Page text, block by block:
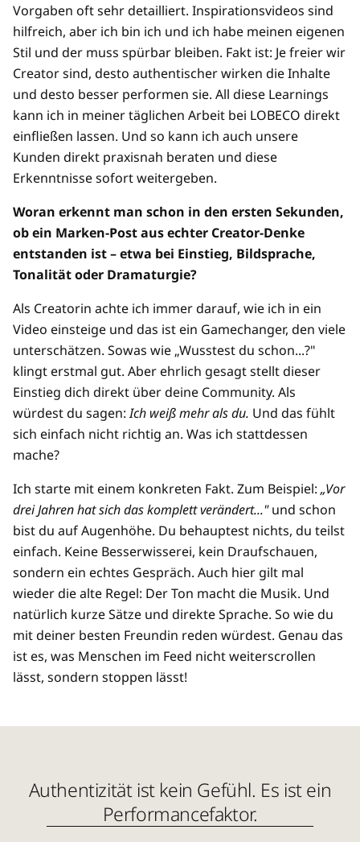
Vorgaben oft sehr detailliert. Inspirationsvideos sind
hilfreich, aber ich bin ich und ich habe meinen eigenen
Stil und der muss spürbar bleiben. Fakt ist: Je freier wir
Creator sind, desto authentischer wirken die Inhalte
und desto besser performen sie. All diese Learnings
kann ich in meiner täglichen Arbeit bei LOBECO direkt
einfließen lassen. Und so kann ich auch unsere
Kunden direkt praxisnah beraten und diese
Erkenntnisse sofort weitergeben.
Woran erkennt man schon in den ersten Sekunden,
ob ein Marken-Post aus echter Creator-Denke
entstanden ist – etwa bei Einstieg, Bildsprache,
Tonalität oder Dramaturgie?
Als Creatorin achte ich immer darauf, wie ich in ein
Video einsteige und das ist ein Gamechanger, den viele
unterschätzen. Sowas wie „Wusstest du schon...?"
klingt erstmal gut. Aber ehrlich gesagt stellt dieser
Einstieg dich direkt über deine Community. Als
würdest du sagen:Ich weiß mehr als du. Und das fühlt
sich einfach nicht richtig an. Was ich stattdessen
mache?
Ich starte mit einem konkreten Fakt. Zum Beispiel: „Vor
drei Jahren hat sich das komplett verändert..."und schon
bist du auf Augenhöhe. Du behauptest nichts, du teilst
einfach. Keine Besserwisserei, kein Draufschauen,
sondern ein echtes Gespräch. Auch hier gilt mal
wieder die alte Regel: Der Ton macht die Musik. Und
natürlich kurze Sätze und direkte Sprache. So wie du
mit deiner besten Freundin reden würdest. Genau das
ist es, was Menschen im Feed nicht weiterscrollen
lässt, sondern stoppen lässt!
Authentizität ist kein Gefühl. Es ist ein
Performancefaktor.